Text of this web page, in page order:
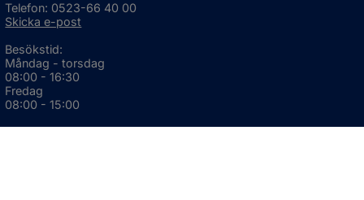
Telefon: 0523-66 40 00
Skicka e-post
Besökstid:
Måndag - torsdag
08:00 - 16:30
Fredag
08:00 - 15:00
Öppnas i nytt fönster.